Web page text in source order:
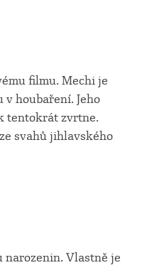
filmu. Mechi je
houbaření. Jeho
tentokrát zvrtne.
svahů jihlavského
narozenin. Vlastně je